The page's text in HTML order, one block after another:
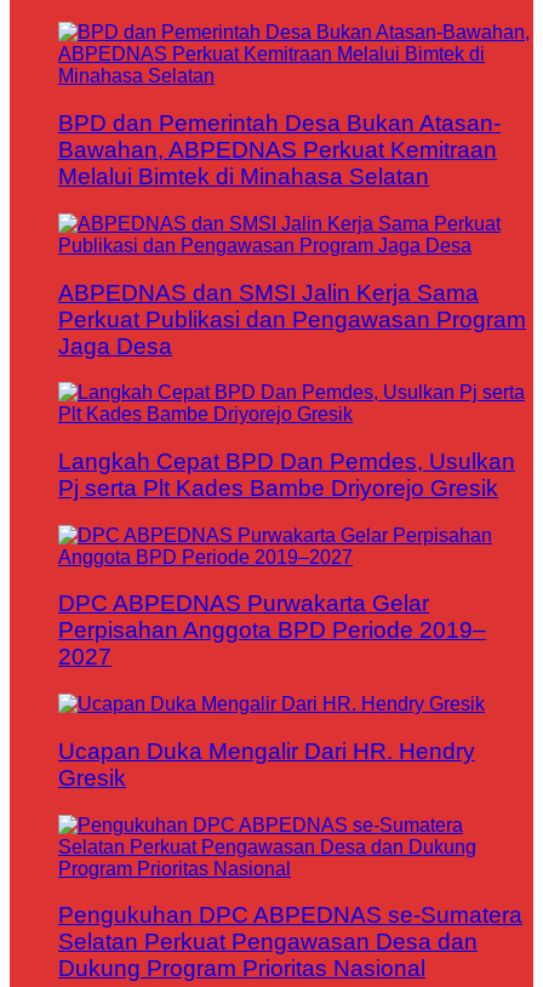
BPD dan Pemerintah Desa Bukan Atasan-
Bawahan, ABPEDNAS Perkuat Kemitraan
Melalui Bimtek di Minahasa Selatan
ABPEDNAS dan SMSI Jalin Kerja Sama
Perkuat Publikasi dan Pengawasan Program
Jaga Desa
Langkah Cepat BPD Dan Pemdes, Usulkan
Pj serta Plt Kades Bambe Driyorejo Gresik
DPC ABPEDNAS Purwakarta Gelar
Perpisahan Anggota BPD Periode 2019–
2027
Ucapan Duka Mengalir Dari HR. Hendry
Gresik
Pengukuhan DPC ABPEDNAS se-Sumatera
Selatan Perkuat Pengawasan Desa dan
Dukung Program Prioritas Nasional